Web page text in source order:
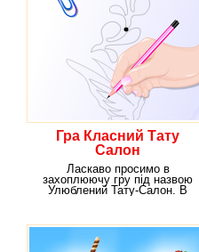
Гра Класний Тату
Салон
Ласкаво просимо в
захоплюючу гру під назвою
Улюблений Тату-Салон. В